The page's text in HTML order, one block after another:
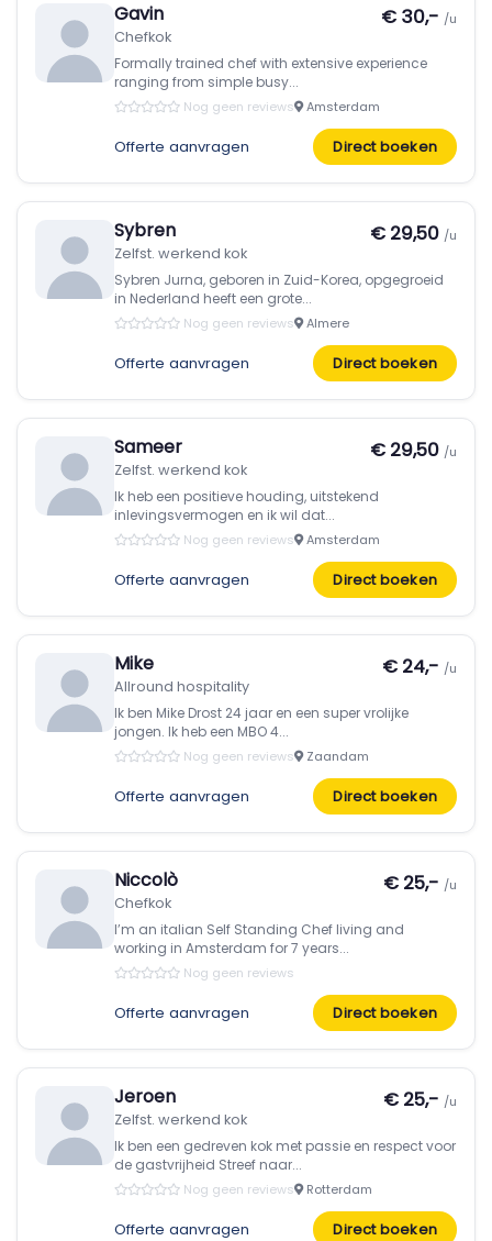
Gavin
Chefkok
€ 30,- /u
Formally trained chef with extensive experience
ranging from simple busy...
Nog geen reviews Amsterdam
Offerte aanvragen Direct boeken
Sybren
Zelfst. werkend kok
€ 29,50 /u
Sybren Jurna, geboren in Zuid-Korea, opgegroeid
in Nederland heeft een grote...
Nog geen reviews Almere
Offerte aanvragen Direct boeken
Sameer
Zelfst. werkend kok
€ 29,50 /u
Ik heb een positieve houding, uitstekend
inlevingsvermogen en ik wil dat...
Nog geen reviews Amsterdam
Offerte aanvragen Direct boeken
Mike
Allround hospitality
€ 24,- /u
Ik ben Mike Drost 24 jaar en een super vrolijke
jongen. Ik heb een MBO 4...
Nog geen reviews Zaandam
Offerte aanvragen Direct boeken
Niccolò
Chefkok
€ 25,- /u
I’m an italian Self Standing Chef living and
working in Amsterdam for 7 years...
Nog geen reviews
Offerte aanvragen Direct boeken
Jeroen
Zelfst. werkend kok
€ 25,- /u
Ik ben een gedreven kok met passie en respect voor
de gastvrijheid Streef naar...
Nog geen reviews Rotterdam
Offerte aanvragen Direct boeken